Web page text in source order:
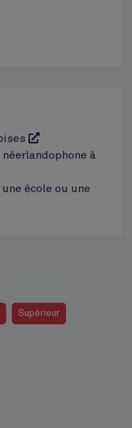
à
école ou une
Supérieur